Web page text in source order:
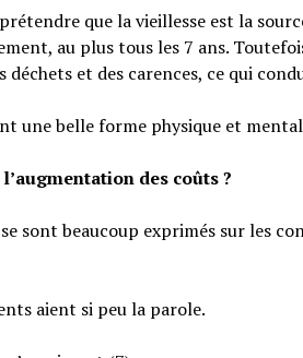
que la vieillesse est la
au plus tous les 7 ans.
et des carences, ce qui
une belle forme physique et
des coûts ?
sont beaucoup exprimés sur les
aient si peu la parole.